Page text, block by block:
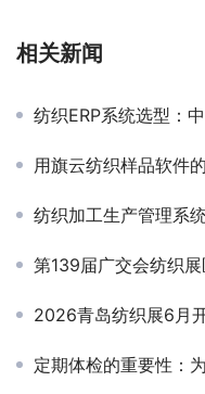
相关新闻
纺织ERP系统选型：
用旗云纺织样品软件
纺织加工生产管理系
第139届广交会纺织
2026青岛纺织展6月开幕：
定期体检的重要性：